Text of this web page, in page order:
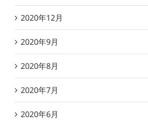
2020年12月
2020年9月
2020年8月
2020年7月
2020年6月